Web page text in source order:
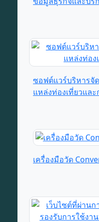
ซอฟต์แวร์บริหารจั
แหล่งท่องเที่ยวและ
เครื่องมือวัด